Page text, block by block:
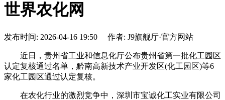
世界农化网
发布时间: 2026-04-16 19:50 作者: J9旗舰厅·官方网站
近日，贵州省工业和信息化厅公布贵州省第一批化工园区
认定复核通过名单，黔南高新技术产业开发区(化工园区)等6
家化工园区通过认定复核。
在农化行业的激烈竞争中，深圳市宝诚化工实业有限公司